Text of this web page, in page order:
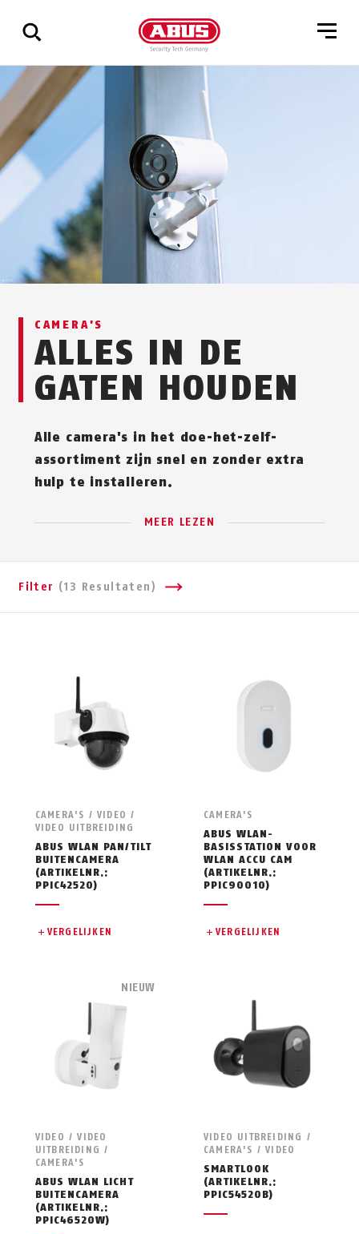
Geef
alle
resultaten
CAMERA'S
ALLES IN DE
GATEN HOUDEN
Alle camera's in het doe-het-zelf-
assortiment zijn snel en zonder extra
hulp te installeren.
MEER LEZEN
Filter (13 Resultaten)
CAMERA'S / VIDEO /
VIDEO UITBREIDING
ABUS WLAN PAN/TILT
BUITENCAMERA
(ARTIKELNR.:
PPIC42520)
VERGELIJKEN
CAMERA'S
ABUS WLAN-
BASISSTATION VOOR
WLAN ACCU CAM
(ARTIKELNR.:
PPIC90010)
VERGELIJKEN
VIDEO / VIDEO
UITBREIDING /
CAMERA'S
ABUS WLAN LICHT
BUITENCAMERA
(ARTIKELNR.:
PPIC46520W)
NIEUW
VIDEO UITBREIDING /
CAMERA'S / VIDEO
SMARTLOOK
(ARTIKELNR.:
PPIC54520B)